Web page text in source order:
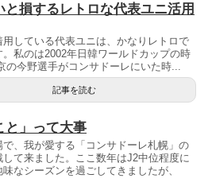
と損するレトロな代表ユニ活用
用している代表ユニは、かなりレトロで
。私のは2002年日韓ワールドカップの時
の今野選手がコンサドーレにいた時...
記事を読む
と」って大事
で、我が愛する「コンサドーレ札幌」の
して来ました。ここ数年はJ2中位程度に
なシーズンを過ごしてきましたが、